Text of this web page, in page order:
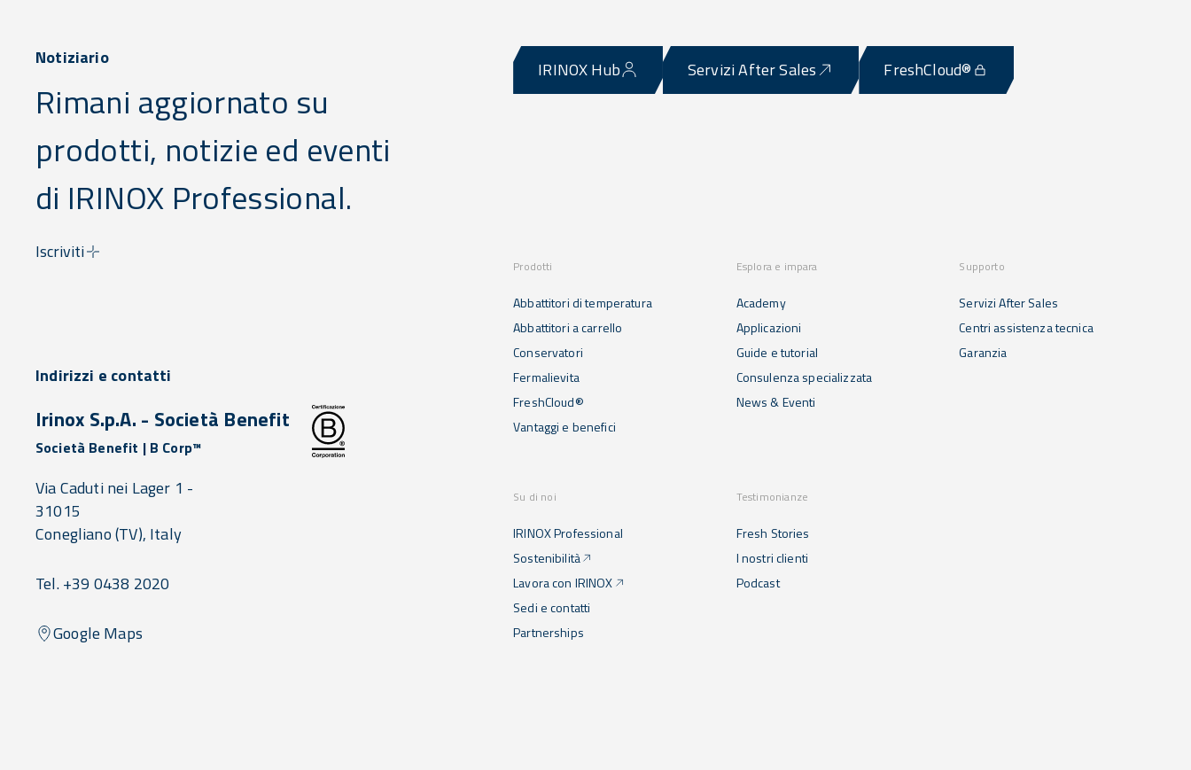
Notiziario
Rimani aggiornato su
prodotti, notizie ed eventi
di IRINOX Professional.
Iscriviti
IRINOX Hub Servizi After Sales FreshCloud®
Prodotti
Abbattitori di temperatura
Abbattitori a carrello
Conservatori
Fermalievita
FreshCloud®
Vantaggi e benefici
Esplora e impara
Academy
Applicazioni
Guide e tutorial
Consulenza specializzata
News & Eventi
Supporto
Servizi After Sales
Centri assistenza tecnica
Garanzia
Su di noi
IRINOX Professional
Sostenibilità
Lavora con IRINOX
Sedi e contatti
Partnerships
Testimonianze
Fresh Stories
I nostri clienti
Podcast
Indirizzi e contatti
Irinox S.p.A. - Società Benefit
Società Benefit | B Corp™
Via Caduti nei Lager 1 -
31015
Conegliano(TV), Italy
Tel. +39 0438 2020
Google Maps